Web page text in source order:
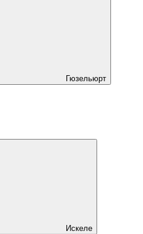
Гюзельюрт
Искеле